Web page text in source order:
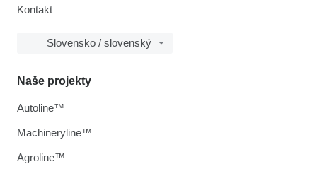
Kontakt
Slovensko / slovenský
Naše projekty
Autoline™
Machineryline™
Agroline™